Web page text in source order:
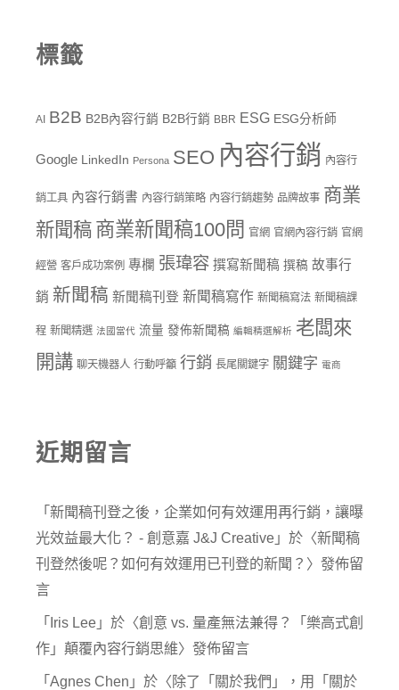
標籤
AI B2B B2B內容行銷 B2B行銷 BBR ESG ESG分析師
Google LinkedIn Persona SEO 內容行銷 內容行
銷工具 內容行銷書 內容行銷策略 內容行銷趨勢 品牌故事 商業
新聞稿 商業新聞稿100問 官網 官網內容行銷 官網
經營 客戶成功案例 專欄 張瑋容 撰寫新聞稿 撰稿 故事行
銷 新聞稿 新聞稿刊登 新聞稿寫作 新聞稿寫法 新聞稿課
程 新聞精選 法國當代 流量 發佈新聞稿 編輯精選解析 老闆來
開講 聊天機器人 行動呼籲 行銷 長尾關鍵字 關鍵字 電商
近期留言
「 新聞稿刊登之後，企業如何有效運用再行銷，讓曝
光效益最大化？ - 創意嘉 J&J Creative 」於〈新聞稿
刊登然後呢？如何有效運用已刊登的新聞？ 〉發佈留
言
「 Iris Lee 」於〈創意 vs. 量產無法兼得？「樂高式創
作」顛覆內容行銷思維〉發佈留言
「 Agnes Chen 」於〈除了「關於我們」，用「關於